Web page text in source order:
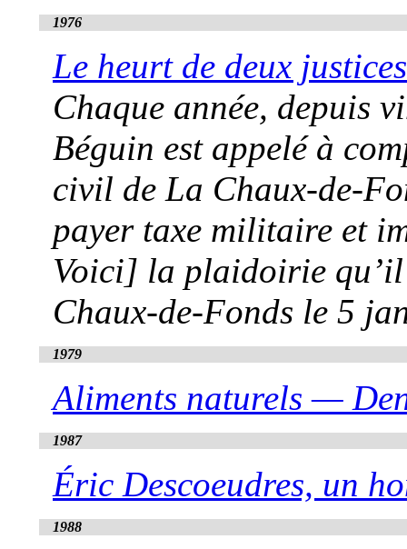
1976
Le heurt de deux justices
Chaque année, depuis
Béguin est appelé à
civil de La Chaux-de-
payer taxe militaire et
Voici] la plaidoirie
Chaux-de-Fonds le 5
1979
Aliments naturels —
1987
Éric Descoeudres, un
1988